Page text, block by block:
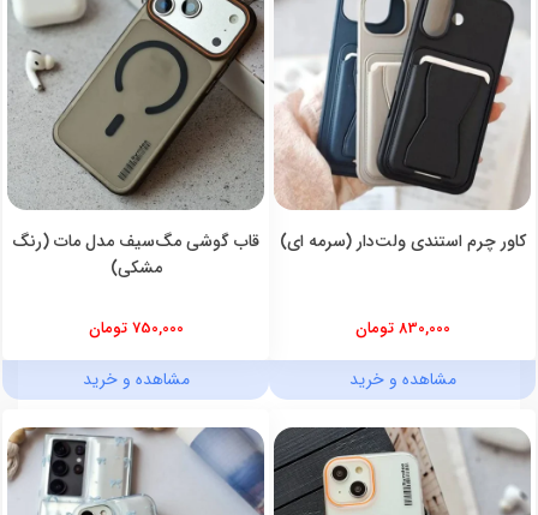
کاور چرم استندی ولت‌دار (سرمه ای)
830,000 تومان
مشاهده و خرید
قاب گوشی مگ‌سیف مدل مات (رنگ
مشکی)
750,000 تومان
مشاهده و خرید